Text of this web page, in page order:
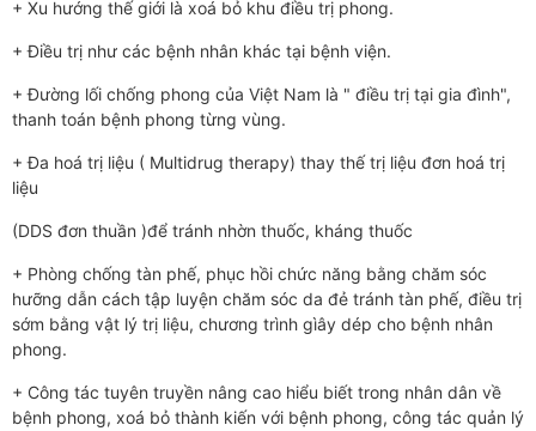
+ Xu hướng thế giới là xoá bỏ khu điều trị phong.
+ Điều trị như các bệnh nhân khác tại bệnh viện.
+ Đường lối chống phong của Việt Nam là " điều trị tại gia đình",
thanh toán bệnh phong từng vùng.
+ Đa hoá trị liệu ( Multidrug therapy) thay thế trị liệu đơn hoá trị
liệu
(DDS đơn thuần )để tránh nhờn thuốc, kháng thuốc
+ Phòng chống tàn phế, phục hồi chức năng bằng chăm sóc
hưỡng dẫn cách tập luyện chăm sóc da đẻ tránh tàn phế, điều trị
sớm bằng vật lý trị liệu, chương trình gìây dép cho bệnh nhân
phong.
+ Công tác tuyên truyền nâng cao hiểu biết trong nhân dân về
bệnh phong, xoá bỏ thành kiến với bệnh phong, công tác quản lý